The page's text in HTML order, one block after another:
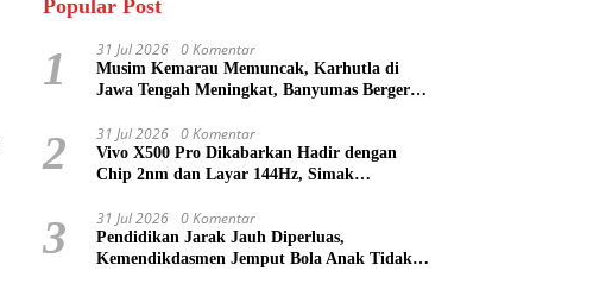
Popular Post
1 31 Jul 2026 0 Komentar
Musim Kemarau Memuncak, Karhutla di
Jawa Tengah Meningkat, Banyumas Bergerak
2 31 Jul 2026 0 Komentar
Vivo X500 Pro Dikabarkan Hadir dengan
Chip 2nm dan Layar 144Hz, Simak
3 31 Jul 2026 0 Komentar
Pendidikan Jarak Jauh Diperluas,
Kemendikdasmen Jemput Bola Anak Tidak